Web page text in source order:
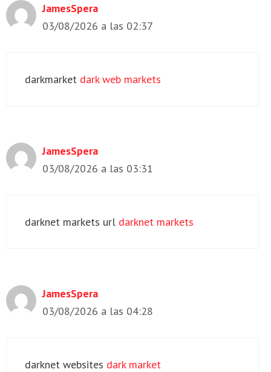
JamesSpera
03/08/2026 a las 02:37
darkmarket dark web markets
JamesSpera
03/08/2026 a las 03:31
darknet markets url darknet markets
JamesSpera
03/08/2026 a las 04:28
darknet websites dark market